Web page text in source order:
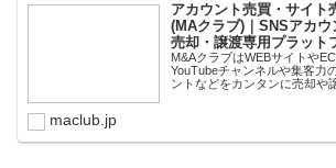
アカウント売買・サイト
(MAクラブ)｜SNSアカ
売却・譲渡専用プラット
M&AクラブはWEBサイトや
YouTubeチャンネルや集客力
ントなどをカンタンに売却や
maclub.jp